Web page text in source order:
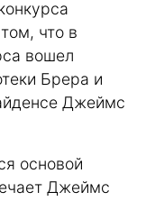
что в
вошел
Брера и
Джеймс
основой
Джеймс